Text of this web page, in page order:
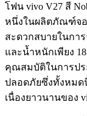
โฟน vivo V27 สี
หนึ่งในผลิตภัณฑ์จอ
สะดวกสบายในกา
และน้ำหนักเพียง
คุณสมบัติในการปร
ปลอดภัยซึ่งทั้งหมด
เนื่องยาวนานของ